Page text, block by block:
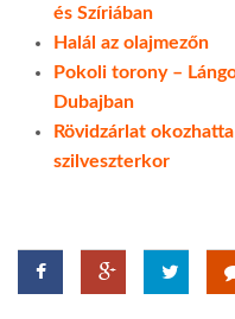
GLOBOBOOK
és Szíriában
Halál az olajmezőn
Pokoli torony –
Dubajban
Rövidzárlat
szilveszterkor